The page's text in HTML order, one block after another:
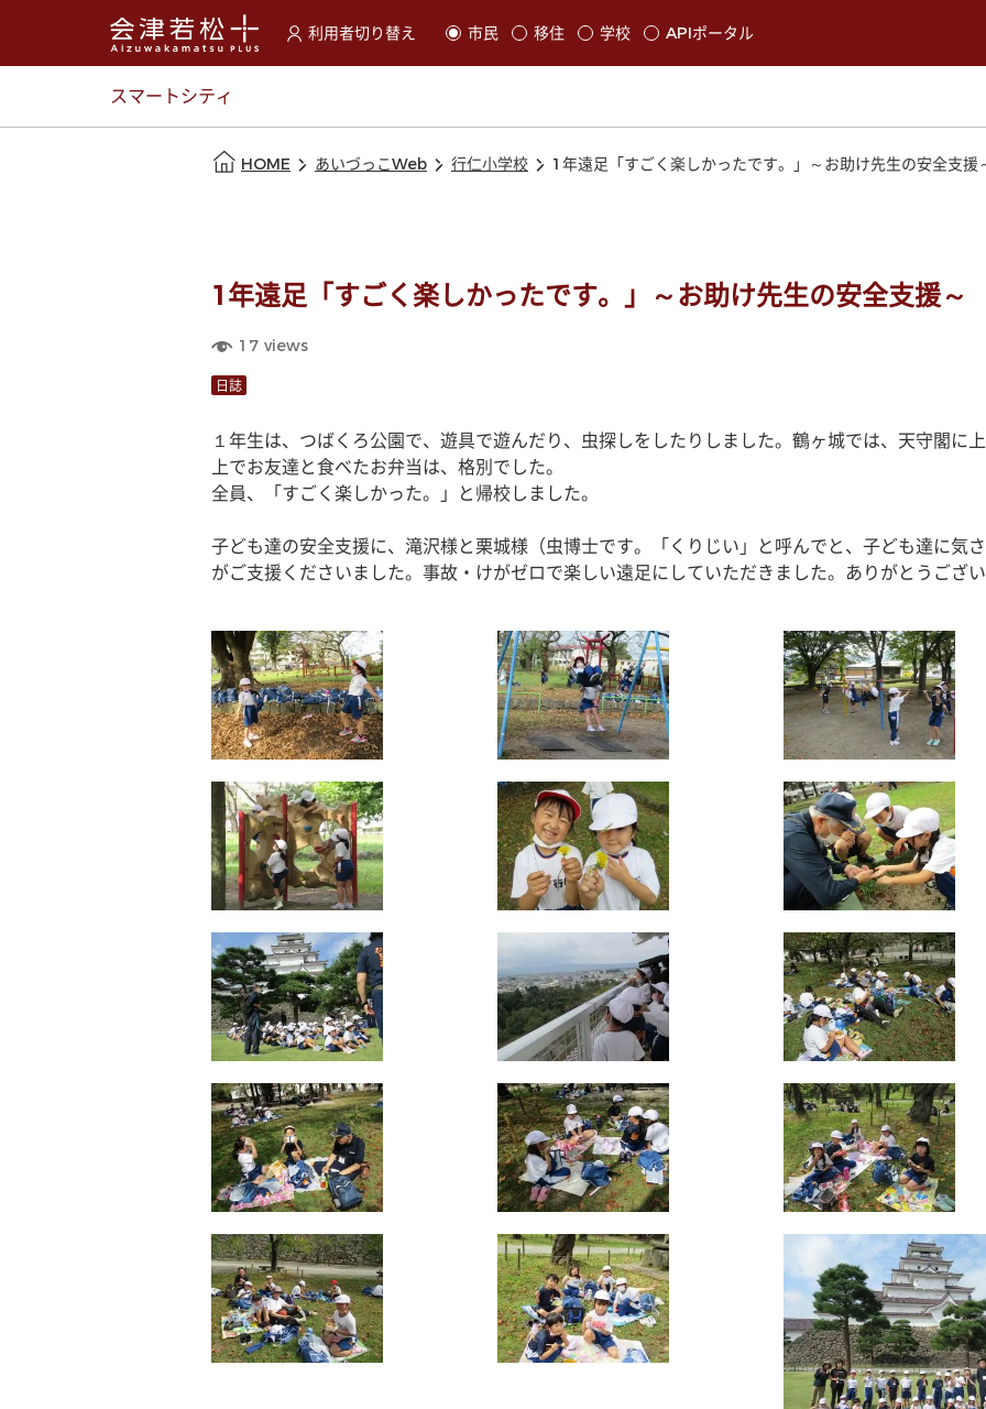
利用者切り替え
選択すると利用者の切替が発生します
市民 移住 学校 APIポータル
スマートシティ
HOME あいづっこWeb 行仁小学校 1年遠足「すごく楽しかったです。」～お助け先生の安全支援
1年遠足「すごく楽しかったです。」～お助け先生の安全支援～
17 views
日誌
１年生は、つばくろ公園で、遊具で遊んだり、虫探しをしたりしました。鶴ヶ城では、天守閣に
上でお友達と食べたお弁当は、格別でした。
全員、「すごく楽しかった。」と帰校しました。
子ども達の安全支援に、滝沢様と栗城様（虫博士です。「くりじい」と呼んでと、子ども達に気
がご支援くださいました。事故・けがゼロで楽しい遠足にしていただきました。ありがとうござ